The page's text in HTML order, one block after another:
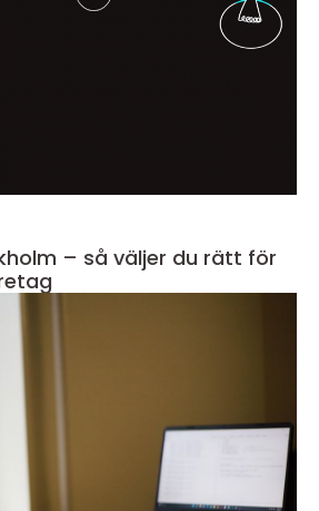
– så väljer du rätt för